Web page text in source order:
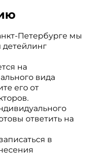
Петербурге мы
детейлинг
на
вида
его от
ответить на
в